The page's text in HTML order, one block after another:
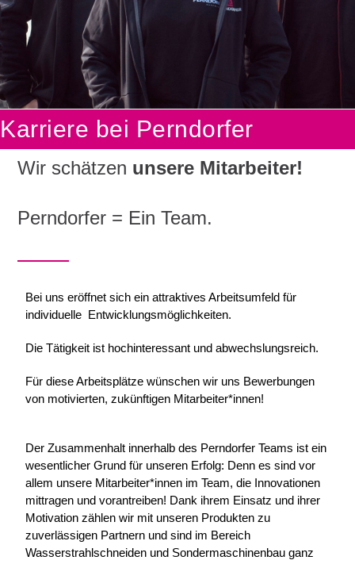
Karriere bei Perndorfer
Wir schätzen unsere Mitarbeiter!
Perndorfer = Ein Team.
Der Zusammenhalt innerhalb des Perndorfer Teams ist ein
wesentlicher Grund für unseren Erfolg: Denn es sind vor
allem unsere Mitarbeiter*innen im Team, die Innovationen
mittragen und vorantreiben! Dank ihrem Einsatz und ihrer
Motivation zählen wir mit unseren Produkten zu
zuverlässigen Partnern und sind im Bereich
Wasserstrahlschneiden und Sondermaschinenbau ganz
Bei uns eröffnet sich ein attraktives Arbeitsumfeld für
individuelle Entwicklungsmöglichkeiten.
Die Tätigkeit ist hochinteressant und abwechslungsreich.
Für diese Arbeitsplätze wünschen wir uns Bewerbungen
von motivierten, zukünftigen Mitarbeiter*innen!